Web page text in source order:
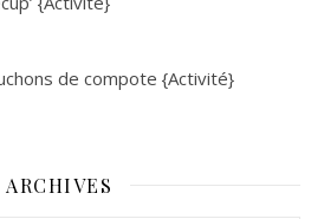
de compote {Activité}
ARCHIVES